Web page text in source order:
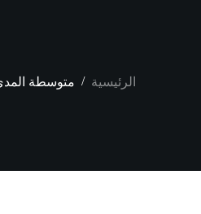
الرئيسية / متوسطة المدي 3-5 كيلومتر